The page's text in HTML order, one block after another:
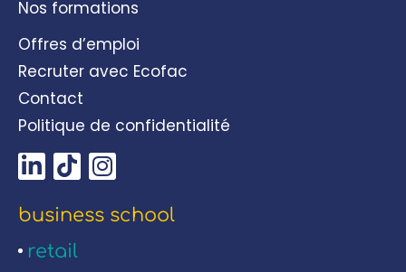
Nos formations
Offres d’emploi
Recruter avec Ecofac
Contact
Politique de confidentialité
business school
retail